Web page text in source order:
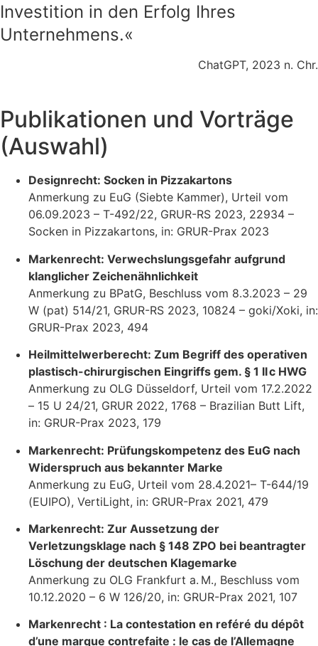
Investition in den Erfolg Ihres
Unternehmens.«
ChatGPT, 2023 n. Chr.
Publikationen und Vorträge
(Auswahl)
Designrecht: Socken in Pizzakartons
Anmerkung zu EuG (Siebte Kammer), Urteil vom
06.09.2023 – T-492/22, GRUR-RS 2023, 22934 –
Socken in Pizzakartons, in: GRUR-Prax 2023
Markenrecht: Verwechslungsgefahr aufgrund
klanglicher Zeichenähnlichkeit
Anmerkung zu BPatG, Beschluss vom 8.3.2023 – 29
W (pat) 514/21, GRUR-RS 2023, 10824 – goki/Xoki, in:
GRUR-Prax 2023, 494
Heilmittelwerberecht: Zum Begriff des operativen
plastisch-chirurgischen Eingriffs gem. § 1 II c HWG
Anmerkung zu OLG Düsseldorf, Urteil vom 17.2.2022
– 15 U 24/21, GRUR 2022, 1768 – Brazilian Butt Lift,
in: GRUR-Prax 2023, 179
Markenrecht: Prüfungskompetenz des EuG nach
Widerspruch aus bekannter Marke
Anmerkung zu EuG, Urteil vom 28.4.2021– T-644/19
(EUIPO), VertiLight, in: GRUR-Prax 2021, 479
Markenrecht: Zur Aussetzung der
Verletzungsklage nach § 148 ZPO bei beantragter
Löschung der deutschen Klagemarke
Anmerkung zu OLG Frankfurt a. M., Beschluss vom
10.12.2020 – 6 W 126/20, in: GRUR-Prax 2021, 107
Markenrecht : La contestation en reféré du dépôt
d’une marque contrefaite : le cas de l’Allemagne